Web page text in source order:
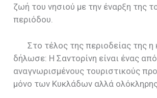
ζωή του νησιού με την έναρξη της
περιόδου.
Στο τέλος της περιοδείας της η
δήλωσε: Η Σαντορίνη είναι ένας
αναγνωρισμένους τουριστικούς
μόνο των Κυκλάδων αλλά